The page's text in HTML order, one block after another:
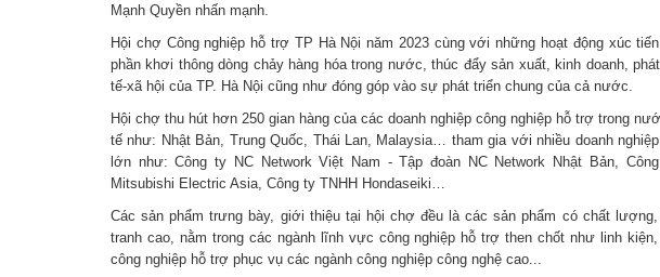
Mạnh Quyền nhấn mạnh.
Hội chợ Công nghiệp hỗ trợ TP Hà Nội năm 2023 cùng với những hoạt động xúc
phần khơi thông dòng chảy hàng hóa trong nước, thúc đẩy sản xuất, kinh doanh,
tế-xã hội của TP. Hà Nội cũng như đóng góp vào sự phát triển chung của cả nước.
Hội chợ thu hút hơn 250 gian hàng của các doanh nghiệp công nghiệp hỗ trợ trong
tế như: Nhật Bản, Trung Quốc, Thái Lan, Malaysia… tham gia với nhiều doanh
lớn như: Công ty NC Network Việt Nam - Tập đoàn NC Network Nhật Bản,
Mitsubishi Electric Asia, Công ty TNHH Hondaseiki…
Các sản phẩm trưng bày, giới thiệu tại hội chợ đều là các sản phẩm có chất
tranh cao, nằm trong các ngành lĩnh vực công nghiệp hỗ trợ then chốt như linh kiện,
công nghiệp hỗ trợ phục vụ các ngành công nghiệp công nghệ cao...